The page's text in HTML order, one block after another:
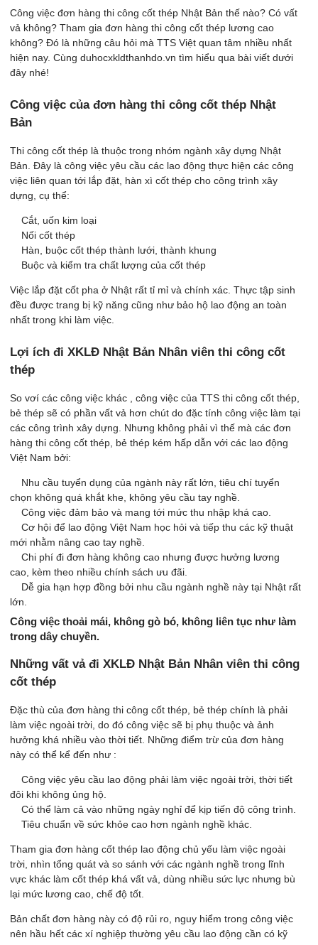
Công việc đơn hàng thi công cốt thép Nhật Bản thế nào? Có vất
vả không? Tham gia đơn hàng thi công cốt thép lương cao
không? Đó là những câu hỏi mà TTS Việt quan tâm nhiều nhất
hiện nay. Cùng duhocxkldthanhdo.vn tìm hiểu qua bài viết dưới
đây nhé!
Công việc của đơn hàng thi công cốt thép Nhật
Bản
Thi công cốt thép là thuộc trong nhóm ngành xây dựng Nhật
Bản. Đây là công việc yêu cầu các lao động thực hiện các công
việc liên quan tới lắp đặt, hàn xì cốt thép cho công trình xây
dựng, cụ thể:
Cắt, uốn kim loại
Nối cốt thép
Hàn, buộc cốt thép thành lưới, thành khung
Buộc và kiểm tra chất lượng của cốt thép
Việc lắp đặt cốt pha ở Nhật rất tỉ mỉ và chính xác. Thực tập sinh
đều được trang bị kỹ năng cũng như bảo hộ lao động an toàn
nhất trong khi làm việc.
Lợi ích đi XKLĐ Nhật Bản Nhân viên thi công cốt
thép
So vơí các công việc khác , công việc của TTS thi công cốt thép,
bẻ thép sẽ có phần vất vả hơn chút do đặc tính công việc làm tại
các công trình xây dựng. Nhưng không phải vì thế mà các đơn
hàng thi công cốt thép, bẻ thép kém hấp dẫn với các lao động
Việt Nam bởi:
Nhu cầu tuyển dụng của ngành này rất lớn, tiêu chí tuyển
chọn không quá khắt khe, không yêu cầu tay nghề.
Công việc đảm bảo và mang tới mức thu nhập khá cao.
Cơ hội để lao động Việt Nam học hỏi và tiếp thu các kỹ thuật
mới nhằm nâng cao tay nghề.
Chi phí đi đơn hàng không cao nhưng được hưởng lương
cao, kèm theo nhiều chính sách ưu đãi.
Dễ gia hạn hợp đồng bởi nhu cầu ngành nghề này tại Nhật rất
lớn.
Công việc thoải mái, không gò bó, không liên tục như làm
trong dây chuyền.
Những vất vả đi XKLĐ Nhật Bản Nhân viên thi công
cốt thép
Đặc thù của đơn hàng thi công cốt thép, bẻ thép chính là phải
làm việc ngoài trời, do đó công việc sẽ bị phụ thuộc và ảnh
hưởng khá nhiều vào thời tiết. Những điểm trừ của đơn hàng
này có thể kể đến như :
Công việc yêu cầu lao động phải làm việc ngoài trời, thời tiết
đôi khi không ủng hộ.
Có thể làm cả vào những ngày nghỉ để kịp tiến độ công trình.
Tiêu chuẩn về sức khỏe cao hơn ngành nghề khác.
Tham gia đơn hàng cốt thép lao động chủ yếu làm việc ngoài
trời, nhìn tổng quát và so sánh với các ngành nghề trong lĩnh
vực khác làm cốt thép khá vất vả, dùng nhiều sức lực nhưng bù
lại mức lương cao, chế độ tốt.
Bản chất đơn hàng này có độ rủi ro, nguy hiểm trong công việc
nên hầu hết các xí nghiệp thường yêu cầu lao động cần có kỹ